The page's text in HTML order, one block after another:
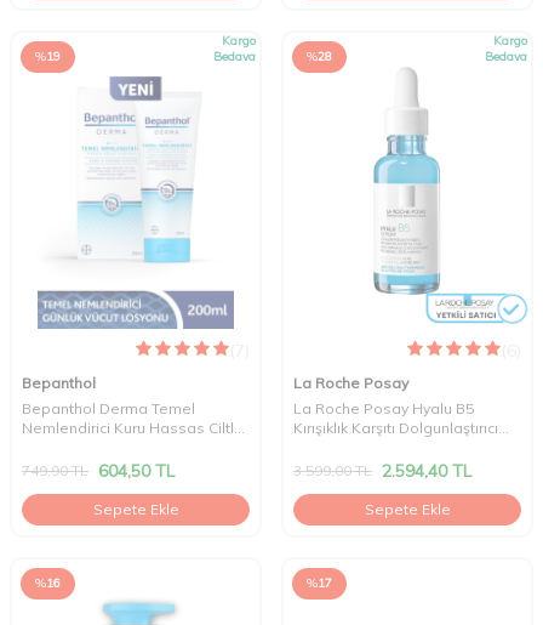
%19
Kargo
Bedava
Bepanthol
Bepanthol Derma Temel
Nemlendirici Kuru Hassas Ciltler
749,90TL 604,50TL
Sepete Ekle
%28
Kargo
Bedava
La Roche Posay
La Roche Posay Hyalu B5
Kırışıklık Karşıtı Dolgunlaştırıcı
3.599,00TL 2.594,40TL
Sepete Ekle
%16 %17